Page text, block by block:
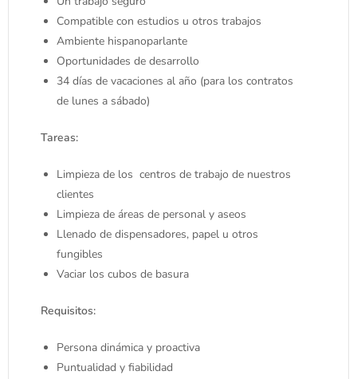
Compatible con estudios u otros trabajos
Ambiente hispanoparlante
Oportunidades de desarrollo
34 días de vacaciones al año (para los contratos
de lunes a sábado)
Tareas:
Limpieza de los centros de trabajo de nuestros
clientes
Limpieza de áreas de personal y aseos
Llenado de dispensadores, papel u otros
fungibles
Vaciar los cubos de basura
Requisitos:
Persona dinámica y proactiva
Puntualidad y fiabilidad